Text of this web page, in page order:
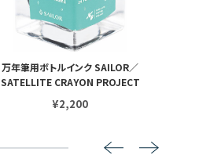
万年筆用ボトルインク SAILOR／
SATELLITE CRAYON PROJECT
¥2,200